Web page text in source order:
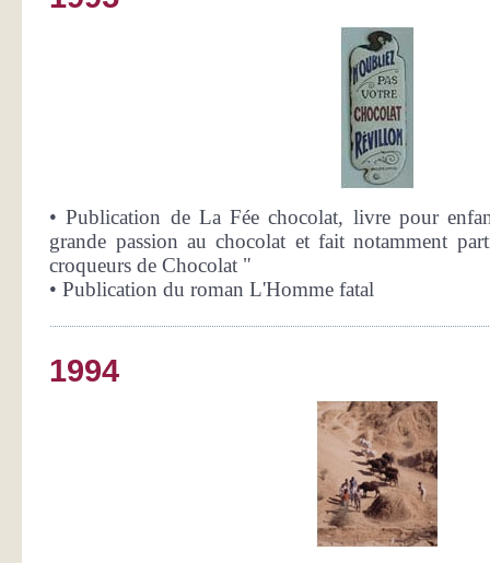
• Publication de La Fée chocolat, livre pour
grande passion au chocolat et fait notamment
croqueurs de Chocolat "
• Publication du roman L'Homme fatal
1994